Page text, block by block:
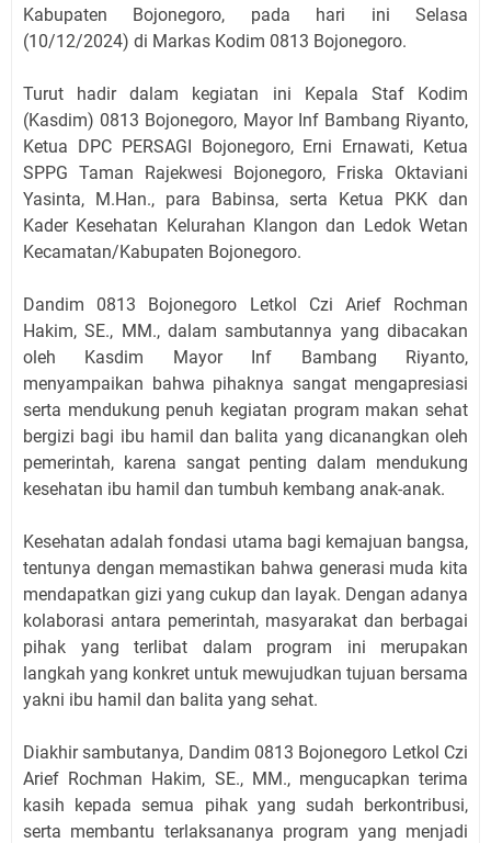
Kabupaten Bojonegoro, pada hari ini Selasa
(10/12/2024) di Markas Kodim 0813 Bojonegoro.
Turut hadir dalam kegiatan ini Kepala Staf Kodim
(Kasdim) 0813 Bojonegoro, Mayor Inf Bambang Riyanto,
Ketua DPC PERSAGI Bojonegoro, Erni Ernawati, Ketua
SPPG Taman Rajekwesi Bojonegoro, Friska Oktaviani
Yasinta, M.Han., para Babinsa, serta Ketua PKK dan
Kader Kesehatan Kelurahan Klangon dan Ledok Wetan
Kecamatan/Kabupaten Bojonegoro.
Dandim 0813 Bojonegoro Letkol Czi Arief Rochman
Hakim, SE., MM., dalam sambutannya yang dibacakan
oleh Kasdim Mayor Inf Bambang Riyanto,
menyampaikan bahwa pihaknya sangat mengapresiasi
serta mendukung penuh kegiatan program makan sehat
bergizi bagi ibu hamil dan balita yang dicanangkan oleh
pemerintah, karena sangat penting dalam mendukung
kesehatan ibu hamil dan tumbuh kembang anak-anak.
Kesehatan adalah fondasi utama bagi kemajuan bangsa,
tentunya dengan memastikan bahwa generasi muda kita
mendapatkan gizi yang cukup dan layak. Dengan adanya
kolaborasi antara pemerintah, masyarakat dan berbagai
pihak yang terlibat dalam program ini merupakan
langkah yang konkret untuk mewujudkan tujuan bersama
yakni ibu hamil dan balita yang sehat.
Diakhir sambutanya, Dandim 0813 Bojonegoro Letkol Czi
Arief Rochman Hakim, SE., MM., mengucapkan terima
kasih kepada semua pihak yang sudah berkontribusi,
serta membantu terlaksananya program yang menjadi